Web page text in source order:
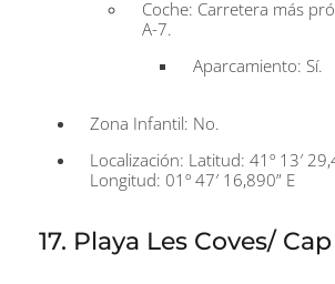
Coche: Carretera más
A-7.
Aparcamiento: Sí.
Zona Infantil: No.
Localización: Latitud: 41º 13′
Longitud: 01º 47′ 16,890” E
17. Playa Les Coves/